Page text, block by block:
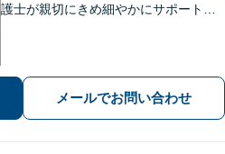
護士が親切にきめ細やかにサポートし
料（一部除く）】【夜間・休日の相談
メールでお問い合わせ